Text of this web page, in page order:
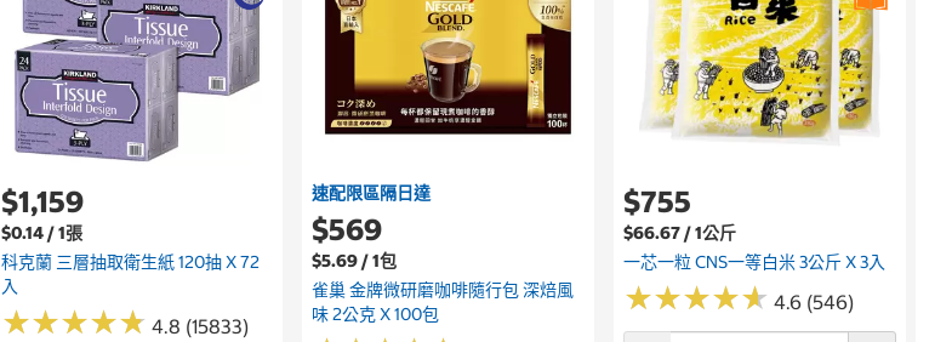
$1,159
$0.14 / 1張
科克蘭 三層抽取衛生紙 120抽 X 72
入
★★★★★
★★★★★ 4.8 (15833)
速配限區隔日達
$569
$5.69 / 1包
雀巢 金牌微研磨咖啡隨行包 深焙風
味 2公克 X 100包
$755
$66.67 / 1公斤
一芯一粒 CNS一等白米 3公斤 X 3入
★★★★★
★★★★★ 4.6 (546)